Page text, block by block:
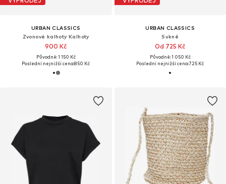
URBAN CLASSICS
Zvonové kalhoty Kalhoty
900 Kč
Původně: 1 150 Kč
Poslední nejnižší cena:850 Kč
URBAN CLASSICS
Sukně
Od 725 Kč
Původně: 1 050 Kč
Poslední nejnižší cena:725 Kč